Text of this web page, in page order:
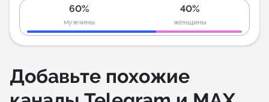
60%
мужчины
40%
женщины
Добавьте похожие